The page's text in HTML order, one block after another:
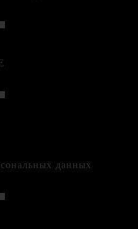
данных